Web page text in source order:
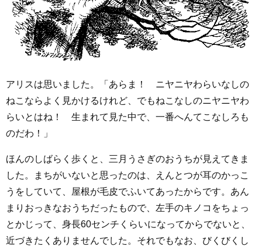
アリスは思いました。「あらま！ ニヤニヤわらいなしの
ねこならよく見かけるけれど、でもねこなしのニヤニヤわ
らいとはね！ 生まれて見た中で、一番へんてこなしろも
のだわ！」
ほんのしばらく歩くと、三月うさぎのおうちが見えてきま
した。まちがいないと思ったのは、えんとつが耳のかっこ
うをしていて、屋根が毛皮でふいてあったからです。あん
まりおっきなおうちだったもので、左手のキノコをちょっ
とかじって、身長60センチくらいになってからでないと、
近づきたくありませんでした。それでもなお、びくびくし